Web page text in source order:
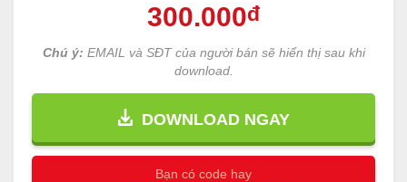
300.000đ
Chú ý: EMAIL và SĐT của người bán sẽ hiển thị sau khi
download.
DOWNLOAD NGAY
Bạn có code hay